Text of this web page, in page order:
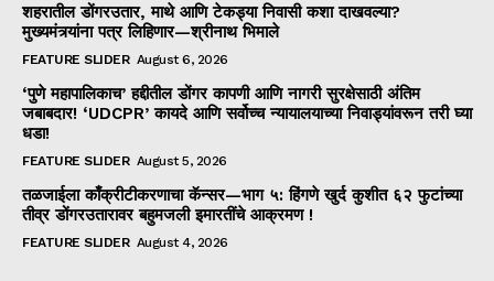
शहरातील डोंगरउतार, माथे आणि टेकड्या निवासी कशा दाखवल्या?
मुख्यमंत्र्यांना पत्र लिहिणार—श्रीनाथ भिमाले
FEATURE SLIDER August 6, 2026
‘पुणे महापालिकाच’ हद्दीतील डोंगर कापणी आणि नागरी सुरक्षेसाठी अंतिम
जबाबदार! ‘UDCPR’ कायदे आणि सर्वोच्च न्यायालयाच्या निवाड्यांवरून तरी घ्या
धडा!
FEATURE SLIDER August 5, 2026
तळजाईला काँक्रीटीकरणाचा कॅन्सर—भाग ५: हिंगणे खुर्द कुशीत ६२ फुटांच्या
तीव्र डोंगरउतारावर बहुमजली इमारतींचे आक्रमण !
FEATURE SLIDER August 4, 2026